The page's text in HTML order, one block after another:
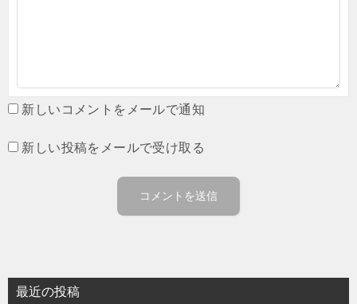
新しいコメントをメールで通知
新しい投稿をメールで受け取る
最近の投稿